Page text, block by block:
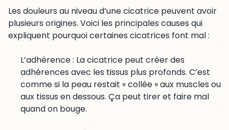
Les douleurs au niveau d’une cicatrice peuvent avoir
plusieurs origines. Voici les principales causes qui
expliquent pourquoi certaines cicatrices font mal :
L’adhérence : La cicatrice peut créer des
adhérences avec les tissus plus profonds. C’est
comme si la peau restait « collée » aux muscles ou
aux tissus en dessous. Ça peut tirer et faire mal
quand on bouge.